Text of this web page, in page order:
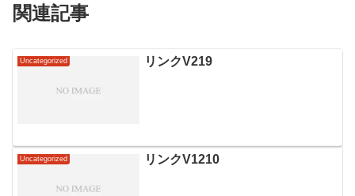
関連記事
Uncategorized リンクV219
Uncategorized リンクV1210